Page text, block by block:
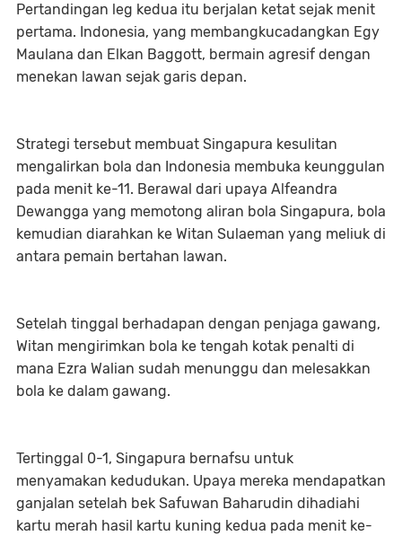
Pertandingan leg kedua itu berjalan ketat sejak menit
pertama. Indonesia, yang membangkucadangkan Egy
Maulana dan Elkan Baggott, bermain agresif dengan
menekan lawan sejak garis depan.
Strategi tersebut membuat Singapura kesulitan
mengalirkan bola dan Indonesia membuka keunggulan
pada menit ke-11. Berawal dari upaya Alfeandra
Dewangga yang memotong aliran bola Singapura, bola
kemudian diarahkan ke Witan Sulaeman yang meliuk di
antara pemain bertahan lawan.
Setelah tinggal berhadapan dengan penjaga gawang,
Witan mengirimkan bola ke tengah kotak penalti di
mana Ezra Walian sudah menunggu dan melesakkan
bola ke dalam gawang.
Tertinggal 0-1, Singapura bernafsu untuk
menyamakan kedudukan. Upaya mereka mendapatkan
ganjalan setelah bek Safuwan Baharudin dihadiahi
kartu merah hasil kartu kuning kedua pada menit ke-